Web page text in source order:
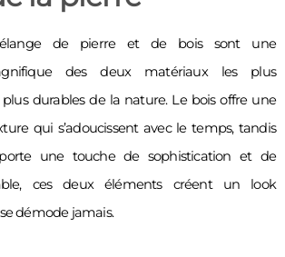
de pierre et de bois sont une
des deux matériaux les plus
durables de la nature. Le bois offre une
qui s’adoucissent avec le temps, tandis
une touche de sophistication et de
ces deux éléments créent un look
démode jamais.